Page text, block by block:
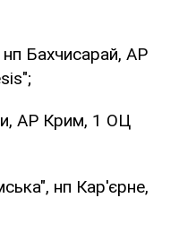
Бахчисарай, АР
АР Крим, 1 ОЦ
нп Кар'єрне,